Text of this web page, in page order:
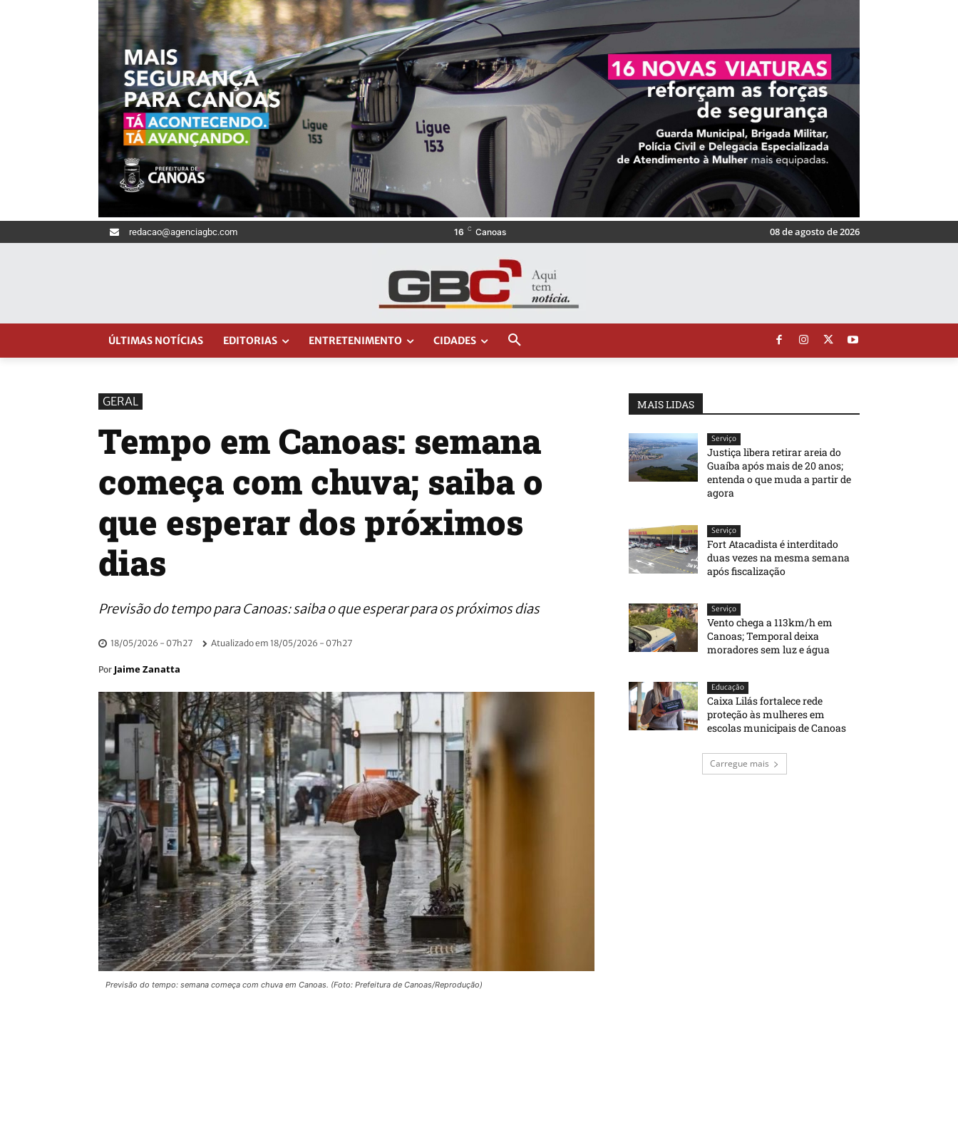
redacao@agenciagbc.com 16 C Canoas 08 de agosto de 2026
ÚLTIMAS NOTÍCIAS EDITORIAS ENTRETENIMENTO CIDADES
GERAL
Tempo em Canoas: semana
começa com chuva; saiba o
que esperar dos próximos
dias
Previsão do tempo para Canoas: saiba o que esperar para os próximos dias
18/05/2026 - 07h27 Atualizado em 18/05/2026 - 07h27
Por Jaime Zanatta
Previsão do tempo: semana começa com chuva em Canoas. (Foto: Prefeitura de Canoas/Reprodução)
MAIS LIDAS
Serviço
Justiça libera retirar areia do
Guaíba após mais de 20 anos;
entenda o que muda a partir de
agora
Serviço
Fort Atacadista é interditado
duas vezes na mesma semana
após fiscalização
Serviço
Vento chega a 113km/h em
Canoas; Temporal deixa
moradores sem luz e água
Educação
Caixa Lilás fortalece rede
proteção às mulheres em
escolas municipais de Canoas
Carregue mais